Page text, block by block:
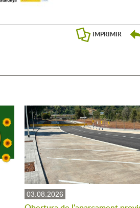
IMPRIMIR
03.08.2026